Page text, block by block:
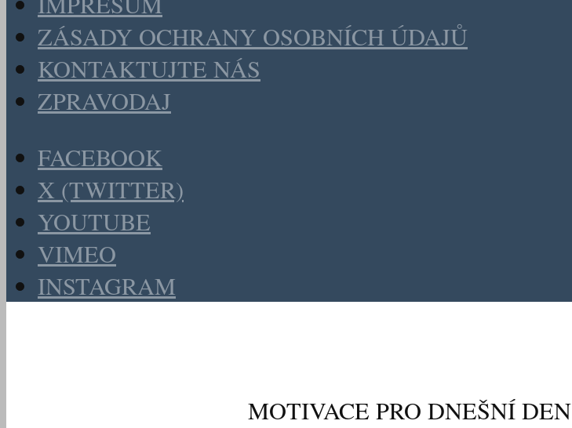
ZÁSADY OCHRANY OSOBNÍCH ÚDAJŮ
KONTAKTUJTE NÁS
ZPRAVODAJ
FACEBOOK
X (TWITTER)
YOUTUBE
VIMEO
INSTAGRAM
MOTIVACE PRO DNEŠNÍ DEN